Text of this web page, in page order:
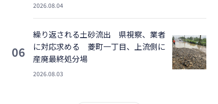
2026.08.04
06
繰り返される土砂流出 県視察、業者
に対応求める 菱町一丁目、上流側に
産廃最終処分場
2026.08.03